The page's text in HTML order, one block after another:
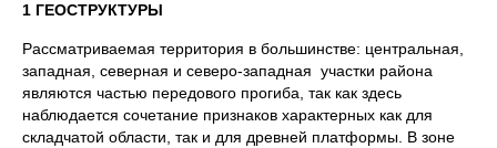
1 ГЕОСТРУКТУРЫ
Рассматриваемая территория в большинстве: центральная,
западная, северная и северо-западная участки района
являются частью передового прогиба, так как здесь
наблюдается сочетание признаков характерных как для
складчатой области, так и для древней платформы. В зоне